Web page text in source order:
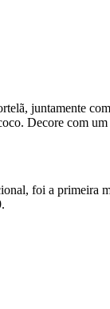
juntamente
Decore com
foi a primeira